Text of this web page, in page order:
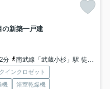
の新築一戸建
分
南武線「武蔵小杉」駅 徒歩17分
インクロゼット
機
浴室乾燥機